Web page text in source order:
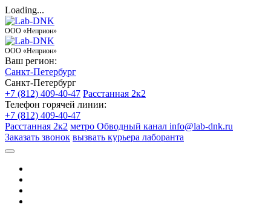
Loading...
ООО «Неприон»
ООО «Неприон»
Ваш регион:
Санкт-Петербург
Санкт-Петербург
+7 (812) 409-40-47 Расстанная 2к2
Телефон горячей линии:
+7 (812) 409-40-47
Расстанная 2к2 метро Обводный канал info@lab-dnk.ru
Заказать звонок вызвать курьера лаборанта